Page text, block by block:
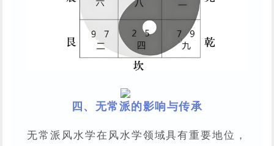
四、无常派的影响与传承
无常派风水学在风水学领域具有重要地位，